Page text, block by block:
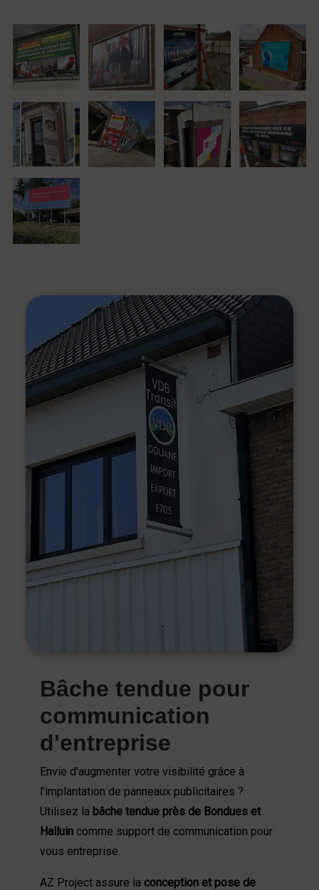
Bâche tendue pour
communication
d'entreprise
Envie d'augmenter votre visibilité grâce à
l'implantation de panneaux publicitaires ?
Utilisez la bâche tendue près de Bondues et
Halluin comme support de communication pour
vous entreprise.
AZ Project assure la conception et pose de